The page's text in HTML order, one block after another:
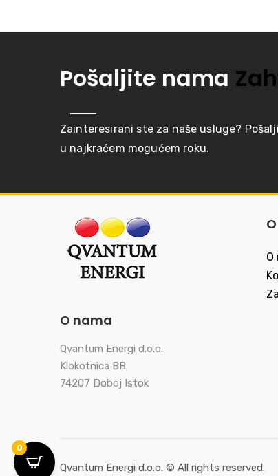
Pošaljite nama
Zainteresirani ste za naše usluge?
u najkraćem mogućem roku.
O nama
Qvantum Energi d.o.o.
Klokotnica BB
74207 Doboj Istok
O
Qvantum Energi d.o.o. © All rights reserved.
0